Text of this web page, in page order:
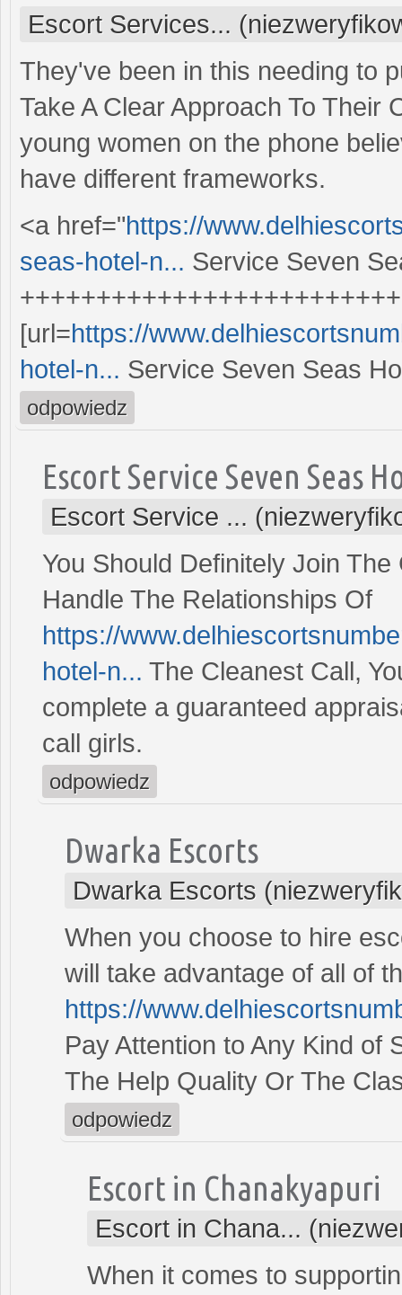
Escort Services...
They've been in this needing to
Take A Clear Approach To Their
young women on the phone
have different frameworks.
<a href="https://
seas-hotel-n... Service Seven
[url=https://
hotel-n... Service Seven Seas
odpowiedz
Escort Service Seven Seas
Escort Service ...
You Should Definitely Join
Handle The Relationships Of
https://
hotel-n... The Cleanest Call,
complete a guaranteed
call girls.
odpowiedz
Dwarka Escorts
Dwarka Escorts
When you choose to hire
will take advantage of all of
https://
Pay Attention to Any Kind of
The Help Quality Or The
odpowiedz
Escort in Chanakyapuri
Escort in Chana...
When it comes to